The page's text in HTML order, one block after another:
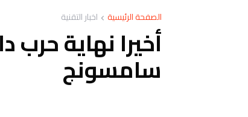
الصفحة الرئيسية اخبار التقنية
سامسونج